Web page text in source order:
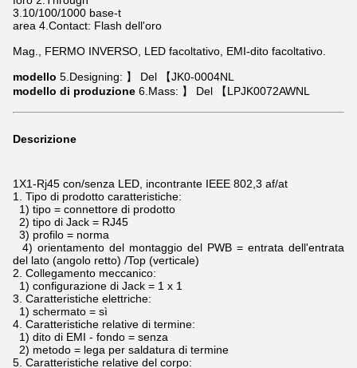
3.10/100/1000 base-t
area 4.Contact: Flash dell'oro
Mag., FERMO INVERSO, LED facoltativo, EMI-dito facoltativo.
modello 5.Designing: 】 Del 【JK0-0004NL
modello di produzione 6.Mass: 】 Del 【LPJK0072AWNL
Descrizione
1X1-Rj45 con/senza LED, incontrante IEEE 802,3 af/at
1. Tipo di prodotto caratteristiche:
1) tipo = connettore di prodotto
2) tipo di Jack = RJ45
3) profilo = norma
4) orientamento del montaggio del PWB = entrata dell'entrata
del lato (angolo retto) /Top (verticale)
2. Collegamento meccanico:
1) configurazione di Jack = 1 x 1
3. Caratteristiche elettriche:
1) schermato = sì
4. Caratteristiche relative di termine:
1) dito di EMI - fondo = senza
2) metodo = lega per saldatura di termine
5. Caratteristiche relative del corpo: